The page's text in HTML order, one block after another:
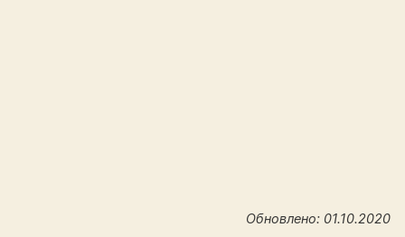
Обновлено: 01.10.2020